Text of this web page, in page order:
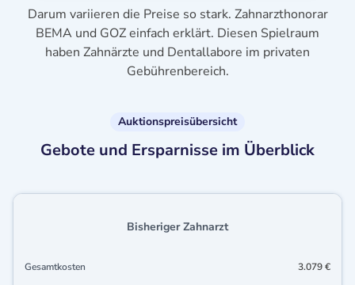
Darum variieren die Preise so stark. Zahnarzthonorar
BEMA und GOZ einfach erklärt. Diesen Spielraum
haben Zahnärzte und Dentallabore im privaten
Gebührenbereich.
Auktionspreisübersicht
Gebote und Ersparnisse im Überblick
Bisheriger Zahnarzt
Gesamtkosten
3.079 €